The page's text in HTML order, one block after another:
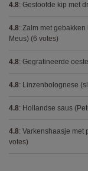
4.8: Gestoofde kip met
4.8: Zalm met
Meus) (6 votes)
4.8: Gegratineerde
4.8: Linzenbolognese
4.8: Hollandse saus
4.8: Varkenshaasje met
votes)